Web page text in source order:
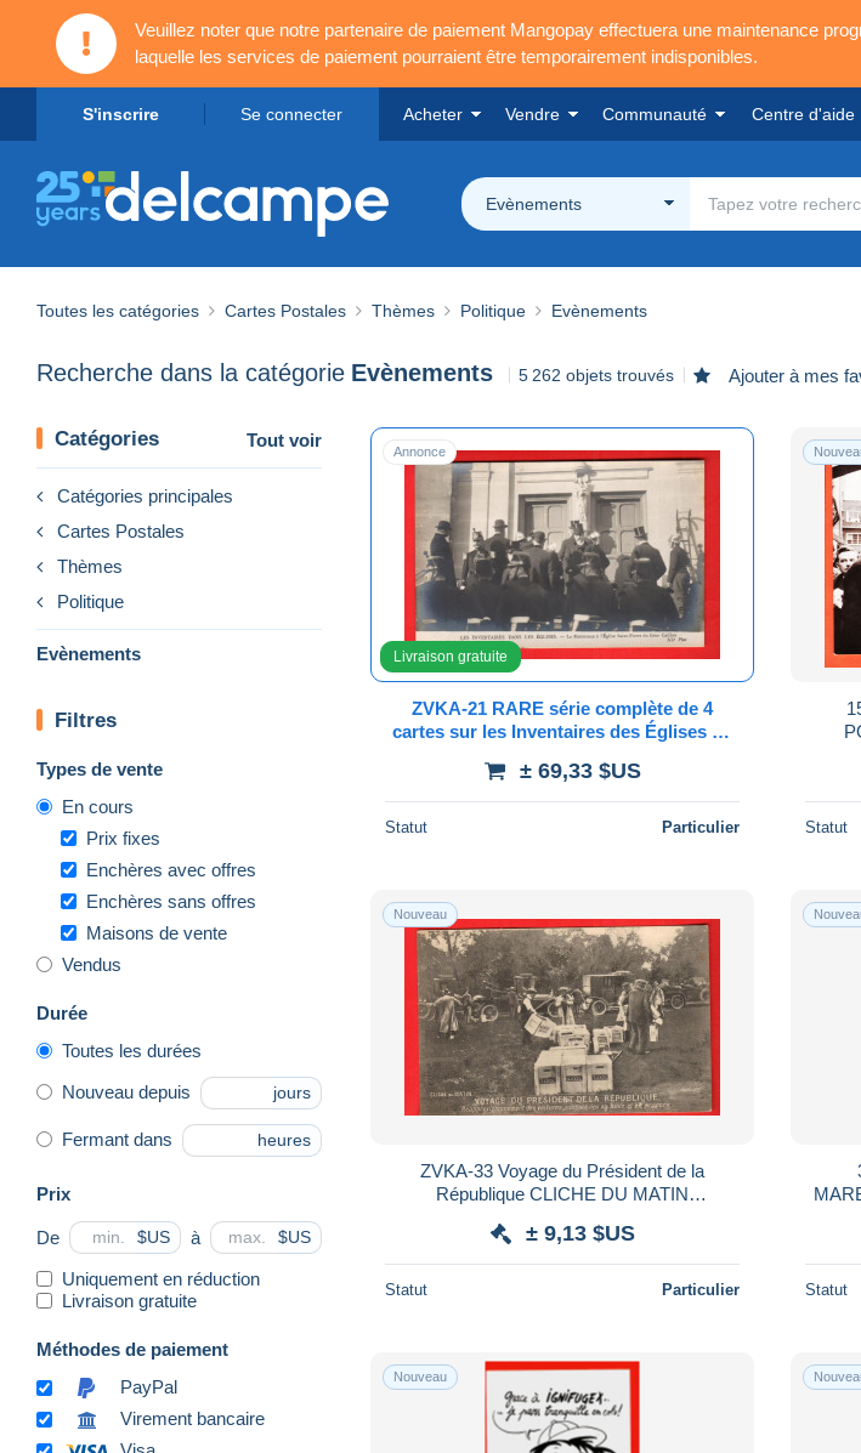
Veuillez noter que notre partenaire de paiement Mangopay effectuera une maintenance
laquelle les services de paiement pourraient être temporairement indisponibles.
S'inscrire Se connecter Acheter Vendre Communauté Centre d'aide
Evènements
Toutes les catégories Cartes Postales Thèmes Politique Evènements
Recherche dans la catégorie Evènements 5 262 objets trouvés Ajouter à mes
Catégories Tout voir
Catégories principales
Cartes Postales
Thèmes
Politique
Evènements
Filtres
Types de vente
En cours
Prix fixes
Enchères avec offres
Enchères sans offres
Maisons de vente
Vendus
Durée
Toutes les durées
Nouveau depuis jours
Fermant dans heures
Prix
De $US à $US
Uniquement en réduction
Livraison gratuite
Méthodes de paiement
PayPal
Virement bancaire
Annonce
Livraison gratuite
ZVKA-21 RARE série complète de 4
cartes sur les Inventaires des Églises de
EGLISE-ETAT
± 69,33 $US
Statut Particulier
15894
Statut
Nouveau
ZVKA-33 Voyage du Président de la
République CLICHE DU MATIN
huile et essence NC
± 9,13 $US
Statut Particulier Statut
Nouveau